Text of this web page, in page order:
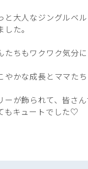
と大人なジングルベ
た。
たちもワクワク気分に
やかな成長とママた
ーが飾られて、皆さ
もキュートでした♡